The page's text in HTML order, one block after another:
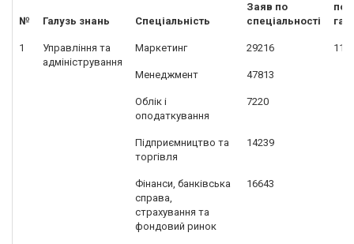
№ Галузь знань Спеціальність
Заяв по
спеціальності
по
1
Управління та
адміністрування
Маркетинг 29216
Менеджмент 47813
Облік і
оподаткування
7220
Підприємництво та
торгівля
14239
Фінанси, банківська
справа,
страхування та
фондовий ринок
16643